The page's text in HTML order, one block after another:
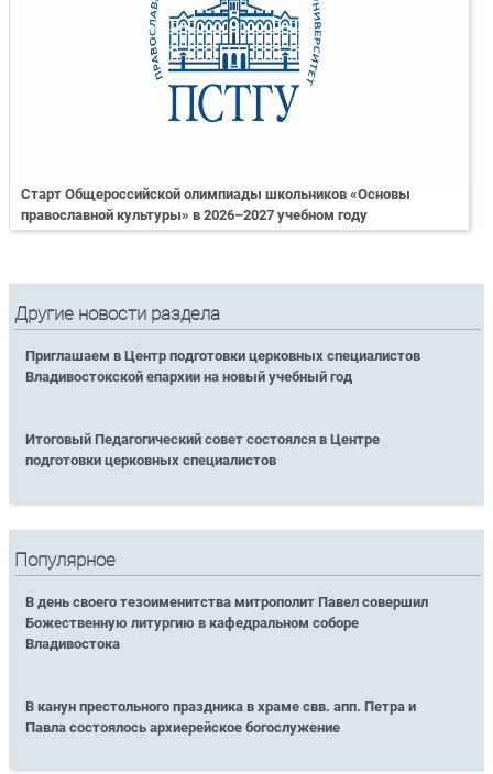
Старт Общероссийской олимпиады школьников «Основы
православной культуры» в 2026–2027 учебном году
Другие новости раздела
Приглашаем в Центр подготовки церковных специалистов
Владивостокской епархии на новый учебный год
Итоговый Педагогический совет состоялся в Центре
подготовки церковных специалистов
Популярное
В день своего тезоименитства митрополит Павел совершил
Божественную литургию в кафедральном соборе
Владивостока
В канун престольного праздника в храме свв. апп. Петра и
Павла состоялось архиерейское богослужение